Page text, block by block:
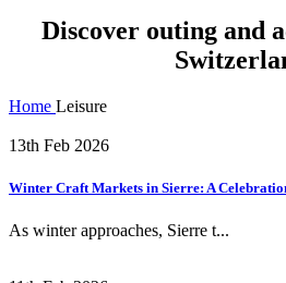
Discover outing and
Home Leisure
13th Feb 2026
Winter Craft Markets in Sierre: A
As winter approaches, Sierre t...